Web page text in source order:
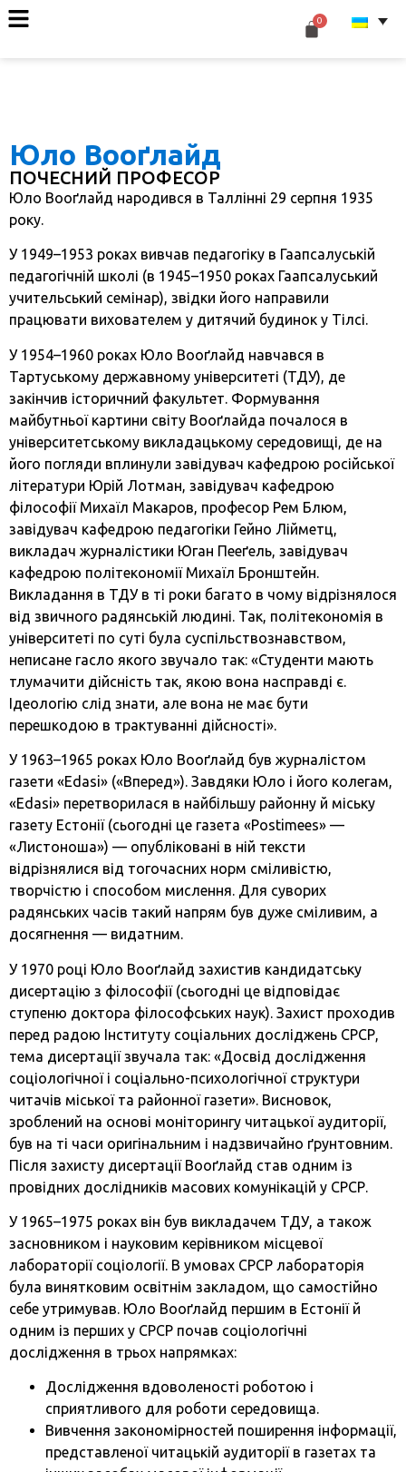
Юло Вооґлайд
ПОЧЕСНИЙ ПРОФЕСОР
Юло Вооґлайд народився в Таллінні 29 серпня 1935
року.
У 1949–1953 роках вивчав педагогіку в Гаапсалуській
педагогічній школі (в 1945–1950 роках Гаапсалуський
учительський семінар), звідки його направили
працювати вихователем у дитячий будинок у Тілсі.
У 1954–1960 роках Юло Вооґлайд навчався в
Тартуському державному університеті (ТДУ), де
закінчив історичний факультет. Формування
майбутньої картини світу Вооґлайда почалося в
університетському викладацькому середовищі, де на
його погляди вплинули завідувач кафедрою російської
літератури Юрій Лотман, завідувач кафедрою
філософії Михаїл Макаров, професор Рем Блюм,
завідувач кафедрою педагогіки Гейно Лійметц,
викладач журналістики Юган Пееґель, завідувач
кафедрою політекономії Михаїл Бронштейн.
Викладання в ТДУ в ті роки багато в чому відрізнялося
від звичного радянській людині. Так, політекономія в
університеті по суті була суспільствознавством,
неписане гасло якого звучало так: «Студенти мають
тлумачити дійсність так, якою вона насправді є.
Ідеологію слід знати, але вона не має бути
перешкодою в трактуванні дійсності».
У 1963–1965 роках Юло Вооґлайд був журналістом
газети «Edasi» («Вперед»). Завдяки Юло і його колегам,
«Edasi» перетворилася в найбільшу районну й міську
газету Естонії (сьогодні це газета «Postimees» —
«Листоноша») — опубліковані в ній тексти
відрізнялися від тогочасних норм сміливістю,
творчістю і способом мислення. Для суворих
радянських часів такий напрям був дуже сміливим, а
досягнення — видатним.
У 1970 році Юло Вооґлайд захистив кандидатську
дисертацію з філософії (сьогодні це відповідає
ступеню доктора філософських наук). Захист проходив
перед радою Інституту соціальних досліджень СРСР,
тема дисертації звучала так: «Досвід дослідження
соціологічної і соціально-психологічної структури
читачів міської та районної газети». Висновок,
зроблений на основі моніторингу читацької аудиторії,
був на ті часи оригінальним і надзвичайно ґрунтовним.
Після захисту дисертації Вооґлайд став одним із
провідних дослідників масових комунікацій у СРСР.
У 1965–1975 роках він був викладачем ТДУ, а також
засновником і науковим керівником місцевої
лабораторії соціології. В умовах СРСР лабораторія
була винятковим освітнім закладом, що самостійно
себе утримував. Юло Вооґлайд першим в Естонії й
одним із перших у СРСР почав соціологічні
дослідження в трьох напрямках:
Дослідження вдоволеності роботою і
сприятливого для роботи середовища.
Вивчення закономірностей поширення інформації,
представленої читацькій аудиторії в газетах та